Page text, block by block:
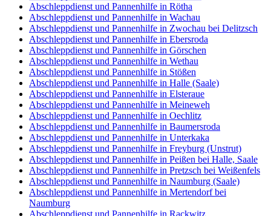
Abschleppdienst und Pannenhilfe in Rötha
Abschleppdienst und Pannenhilfe in Wachau
Abschleppdienst und Pannenhilfe in Zwochau bei Delitzsch
Abschleppdienst und Pannenhilfe in Ebersroda
Abschleppdienst und Pannenhilfe in Görschen
Abschleppdienst und Pannenhilfe in Wethau
Abschleppdienst und Pannenhilfe in Stößen
Abschleppdienst und Pannenhilfe in Halle (Saale)
Abschleppdienst und Pannenhilfe in Elsteraue
Abschleppdienst und Pannenhilfe in Meineweh
Abschleppdienst und Pannenhilfe in Oechlitz
Abschleppdienst und Pannenhilfe in Baumersroda
Abschleppdienst und Pannenhilfe in Unterkaka
Abschleppdienst und Pannenhilfe in Freyburg (Unstrut)
Abschleppdienst und Pannenhilfe in Peißen bei Halle, Saale
Abschleppdienst und Pannenhilfe in Pretzsch bei Weißenfels
Abschleppdienst und Pannenhilfe in Naumburg (Saale)
Abschleppdienst und Pannenhilfe in Mertendorf bei
Naumburg
Abschleppdienst und Pannenhilfe in Rackwitz